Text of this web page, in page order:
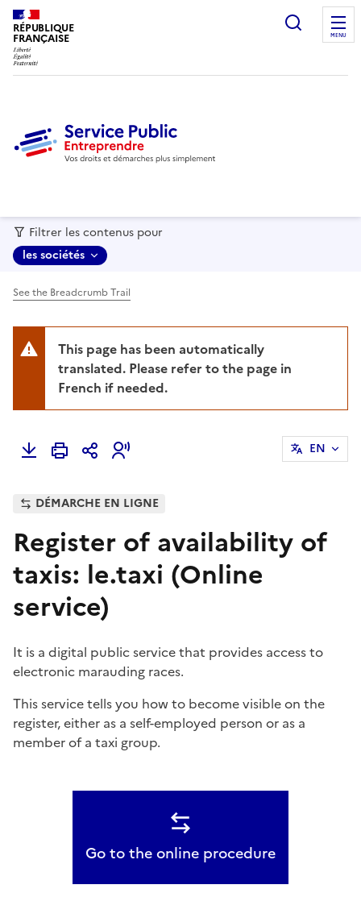
RÉPUBLIQUE
FRANÇAISE MENU
Filtrer les contenus pour
les sociétés
See the Breadcrumb Trail
This page has been automatically
translated. Please refer to the page in
French if needed.
EN
DÉMARCHE EN LIGNE
Register of availability of
taxis: le.taxi (Online
service)
It is a digital public service that provides access to
electronic marauding races.
This service tells you how to become visible on the
register, either as a self-employed person or as a
member of a taxi group.
Go to the online procedure